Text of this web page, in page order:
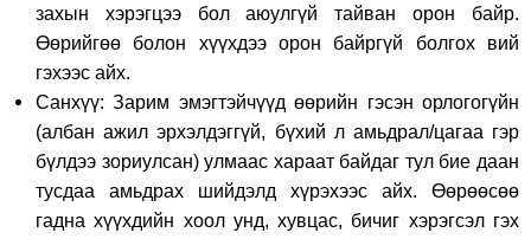
захын хэрэгцээ бол аюулгүй тайван орон байр.
Өөрийгөө болон хүүхдээ орон байргүй болгох вий
гэхээс айх.
Санхүү: Зарим эмэгтэйчүүд өөрийн гэсэн орлогогүйн
(албан ажил эрхэлдэггүй, бүхий л амьдрал/цагаа гэр
бүлдээ зориулсан) улмаас хараат байдаг тул бие даан
тусдаа амьдрах шийдэлд хүрэхээс айх. Өөрөөсөө
гадна хүүхдийн хоол унд, хувцас, бичиг хэрэгсэл гэх